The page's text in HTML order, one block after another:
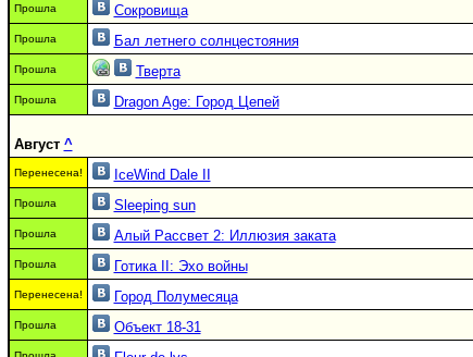
Прошла Сокровища
Прошла Бал летнего солнцестояния
Прошла Тверта
Прошла Dragon Age: Город Цепей
Август ^
Перенесена! IceWind Dale II
Прошла Sleeping sun
Прошла Алый Рассвет 2: Иллюзия заката
Прошла Готика II: Эхо войны
Перенесена! Город Полумесяца
Прошла Объект 18-31